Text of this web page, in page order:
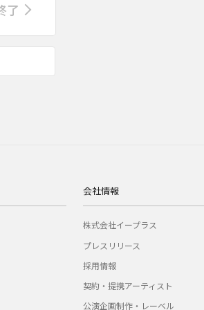
了
会社情報
株式会社イープラス
プレスリリース
採用情報
契約・提携アーティスト
公演企画制作・レーベル